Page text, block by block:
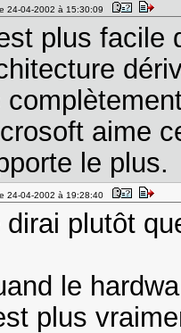
24-04-2002 à 15:30:09
plus facile
aime
le plus.
24-04-2002 à 19:28:40
dirai plutôt
le
plus